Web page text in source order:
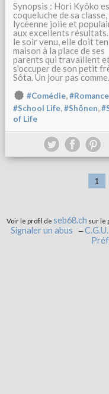
Synopsis : Hori Kyôko
coqueluche de sa classe,
lycéenne jolie et
aux excellents
le soir venu, elle doit
maison à la place de ses
parents qui travaillent
s'occuper de son petit
Sôta. Un jour pas
#Comédie,#Romance
#School Life,#Shônen,
of Life
1
Voir le profil de seb68.ch sur le
Signaler un abus
C.G.U.